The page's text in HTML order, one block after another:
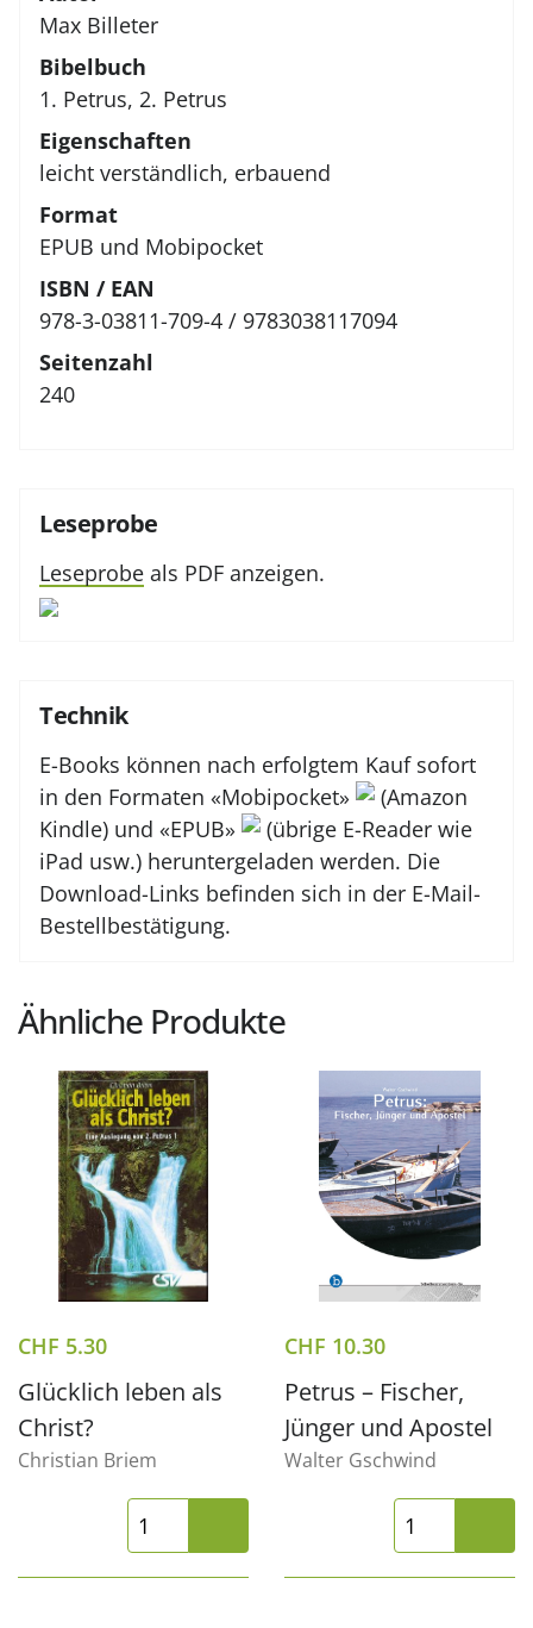
Max Billeter
Bibelbuch
1. Petrus, 2. Petrus
Eigenschaften
leicht verständlich, erbauend
Format
EPUB und Mobipocket
ISBN / EAN
978-3-03811-709-4 / 9783038117094
Seitenzahl
240
Leseprobe
Leseprobe als PDF anzeigen.
Technik
E-Books können nach erfolgtem Kauf sofort
in den Formaten «Mobipocket»
(Amazon
Kindle) und «EPUB»
(übrige E-Reader wie
iPad usw.) heruntergeladen werden. Die
Download-Links befinden sich in der E-Mail-
Bestellbestätigung.
Ähnliche Produkte
CHF 5.30
Glücklich leben als
Christ?
Christian Briem
CHF 10.30
Petrus – Fischer,
Jünger und Apostel
Walter Gschwind